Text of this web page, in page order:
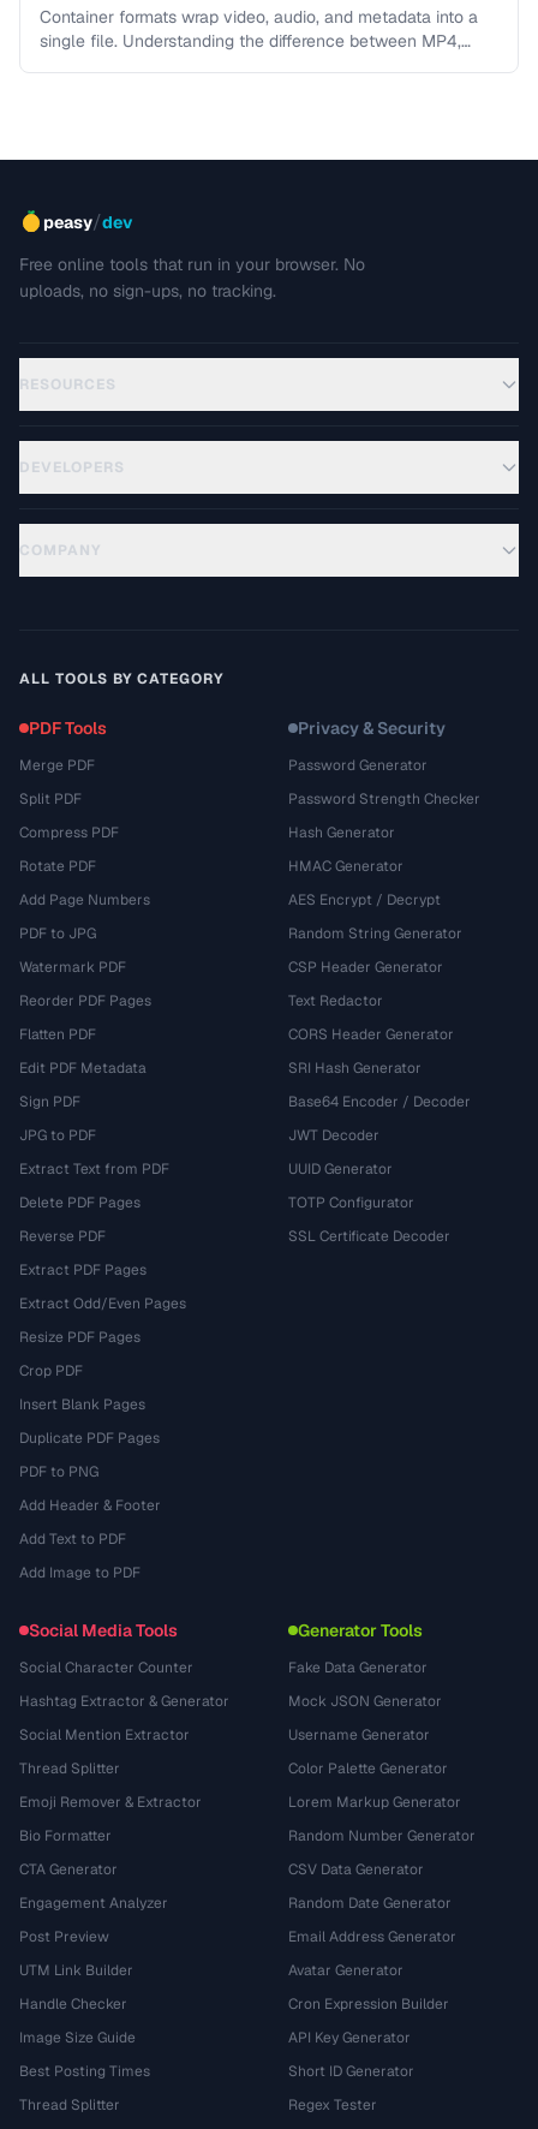
and MOV
Container formats wrap video, audio, and metadata into a
single file. Understanding the difference between MP4,
peasy/dev
Free online tools that run in your browser. No
uploads, no sign-ups, no tracking.
RESOURCES
DEVELOPERS
COMPANY
ALL TOOLS BY CATEGORY
PDF Tools
Merge PDF
Split PDF
Compress PDF
Rotate PDF
Add Page Numbers
PDF to JPG
Watermark PDF
Reorder PDF Pages
Flatten PDF
Edit PDF Metadata
Sign PDF
JPG to PDF
Extract Text from PDF
Delete PDF Pages
Reverse PDF
Extract PDF Pages
Extract Odd/Even Pages
Resize PDF Pages
Crop PDF
Insert Blank Pages
Duplicate PDF Pages
PDF to PNG
Add Header & Footer
Add Text to PDF
Add Image to PDF
Privacy & Security
Password Generator
Password Strength Checker
Hash Generator
HMAC Generator
AES Encrypt / Decrypt
Random String Generator
CSP Header Generator
Text Redactor
CORS Header Generator
SRI Hash Generator
Base64 Encoder / Decoder
JWT Decoder
UUID Generator
TOTP Configurator
SSL Certificate Decoder
Social Media Tools
Social Character Counter
Hashtag Extractor & Generator
Social Mention Extractor
Thread Splitter
Emoji Remover & Extractor
Bio Formatter
CTA Generator
Engagement Analyzer
Post Preview
UTM Link Builder
Handle Checker
Image Size Guide
Best Posting Times
Thread Splitter
Generator Tools
Fake Data Generator
Mock JSON Generator
Username Generator
Color Palette Generator
Lorem Markup Generator
Random Number Generator
CSV Data Generator
Random Date Generator
Email Address Generator
Avatar Generator
Cron Expression Builder
API Key Generator
Short ID Generator
Regex Tester